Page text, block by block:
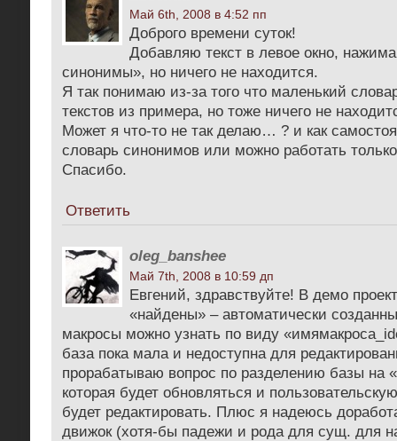
Май 6th, 2008 в 4:52 пп
Доброго времени суток!
Добавляю текст в левое окно,
синонимы», но ничего не находится.
Я так понимаю из-за того что маленький
текстов из примера, но тоже ничего не
Может я что-то не так делаю… ? и как
словарь синонимов или можно работать
Спасибо.
Ответить
oleg_banshee
Май 7th, 2008 в 10:59 дп
Евгений, здравствуйте! В демо
«найдены» – автоматически
макросы можно узнать по виду
база пока мала и недоступна для
прорабатываю вопрос по разделению базы на
которая будет обновляться и
будет редактировать. Плюс я надеюсь
движок (хотя-бы падежи и рода для сущ. для